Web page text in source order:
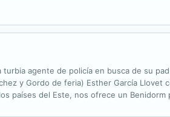
agente de policía en busca de su
y Gordo de feria) Esther García Llovet
países del Este, nos ofrece un